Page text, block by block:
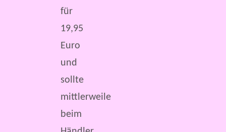
für
19,95
Euro
und
sollte
mittlerweile
beim